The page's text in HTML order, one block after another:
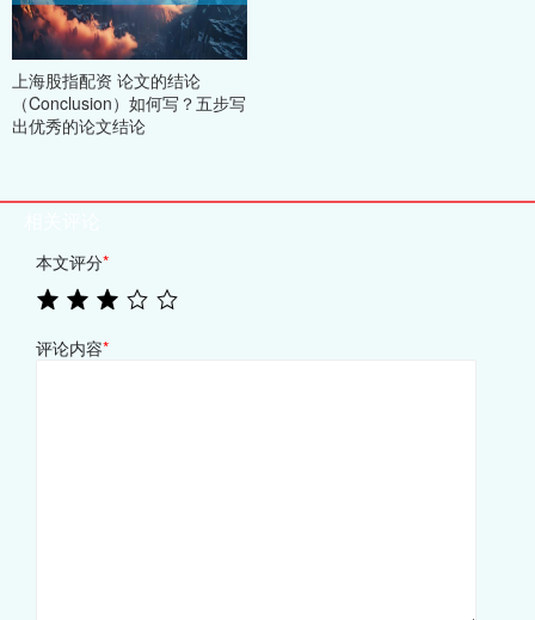
上海股指配资 论文的结论
（Conclusion）如何写？五步写
出优秀的论文结论
本文评分*
评论内容*